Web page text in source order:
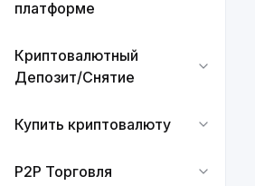
платформе
Криптовалютный
Депозит/Снятие
Купить криптовалюту
P2P Торговля